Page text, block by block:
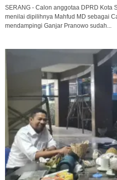
SERANG - Calon anggotaa DPRD Kota
menilai dipilihnya Mahfud MD sebagai
mendampingi Ganjar Pranowo sudah...